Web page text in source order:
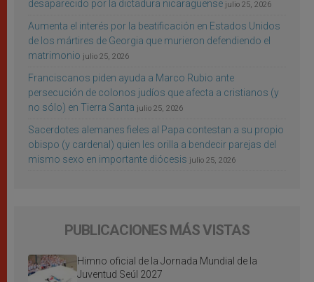
desaparecido por la dictadura nicaragüense julio 25, 2026
Aumenta el interés por la beatificación en Estados Unidos
de los mártires de Georgia que murieron defendiendo el
matrimonio julio 25, 2026
Franciscanos piden ayuda a Marco Rubio ante
persecución de colonos judíos que afecta a cristianos (y
no sólo) en Tierra Santa julio 25, 2026
Sacerdotes alemanes fieles al Papa contestan a su propio
obispo (y cardenal) quien les orilla a bendecir parejas del
mismo sexo en importante diócesis julio 25, 2026
PUBLICACIONES MÁS VISTAS
Himno oficial de la Jornada Mundial de la
Juventud Seúl 2027